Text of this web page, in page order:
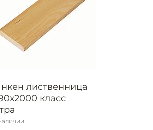
лиственница
класс